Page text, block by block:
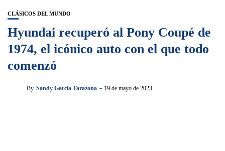
CLÁSICOS DEL MUNDO
Hyundai recuperó al Pony Coupé de
1974, el icónico auto con el que todo
comenzó
By Sandy García Tarazona 19 de mayo de 2023